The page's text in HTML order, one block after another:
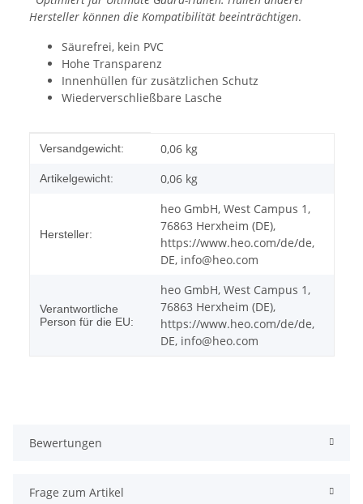
Hersteller können die Kompatibilität beeinträchtigen.
Säurefrei, kein PVC
Hohe Transparenz
Innenhüllen für zusätzlichen Schutz
Wiederverschließbare Lasche
Produkteigenschaft
Wert
Versandgewicht: 0,06 kg
Artikelgewicht: 0,06 kg
Hersteller:
heo GmbH, West Campus 1,
76863 Herxheim (DE),
https://www.heo.com/de/de,
DE, info@heo.com
Verantwortliche
Person für die EU:
heo GmbH, West Campus 1,
76863 Herxheim (DE),
https://www.heo.com/de/de,
DE, info@heo.com
Bewertungen
Frage zum Artikel